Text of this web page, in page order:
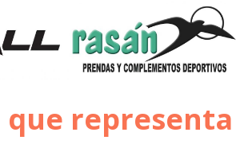
que representa